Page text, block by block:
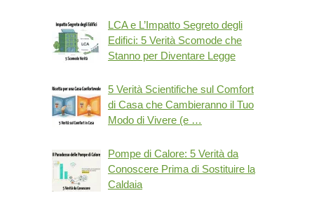
LCA e L’Impatto Segreto degli
Edifici: 5 Verità Scomode che
Stanno per Diventare Legge
5 Verità Scientifiche sul Comfort
di Casa che Cambieranno il Tuo
Modo di Vivere (e …
Pompe di Calore: 5 Verità da
Conoscere Prima di Sostituire la
Caldaia